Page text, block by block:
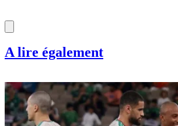
A lire également